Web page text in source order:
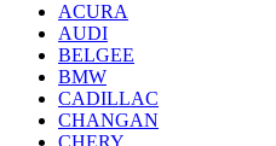
ACURA
AUDI
BELGEE
BMW
CADILLAC
CHANGAN